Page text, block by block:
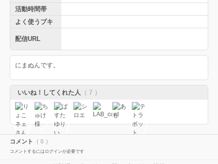
活動時間帯
よく使うブキ
配信URL
にまぬんです。
いいね！してくれた人 （ 7 ）
コメント （ 0 ）
コメントするにはログインが必要です